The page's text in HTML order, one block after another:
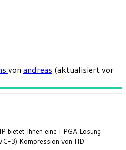
von andreas (aktualisiert vor
bietet Ihnen eine FPGA Lösung
3) Kompression von HD